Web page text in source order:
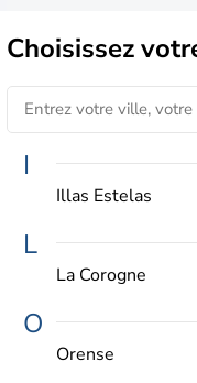
Choisissez
I
Illas Estelas
L
La Corogne
O
Orense